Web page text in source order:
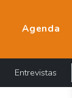
Agenda
Entrevistas